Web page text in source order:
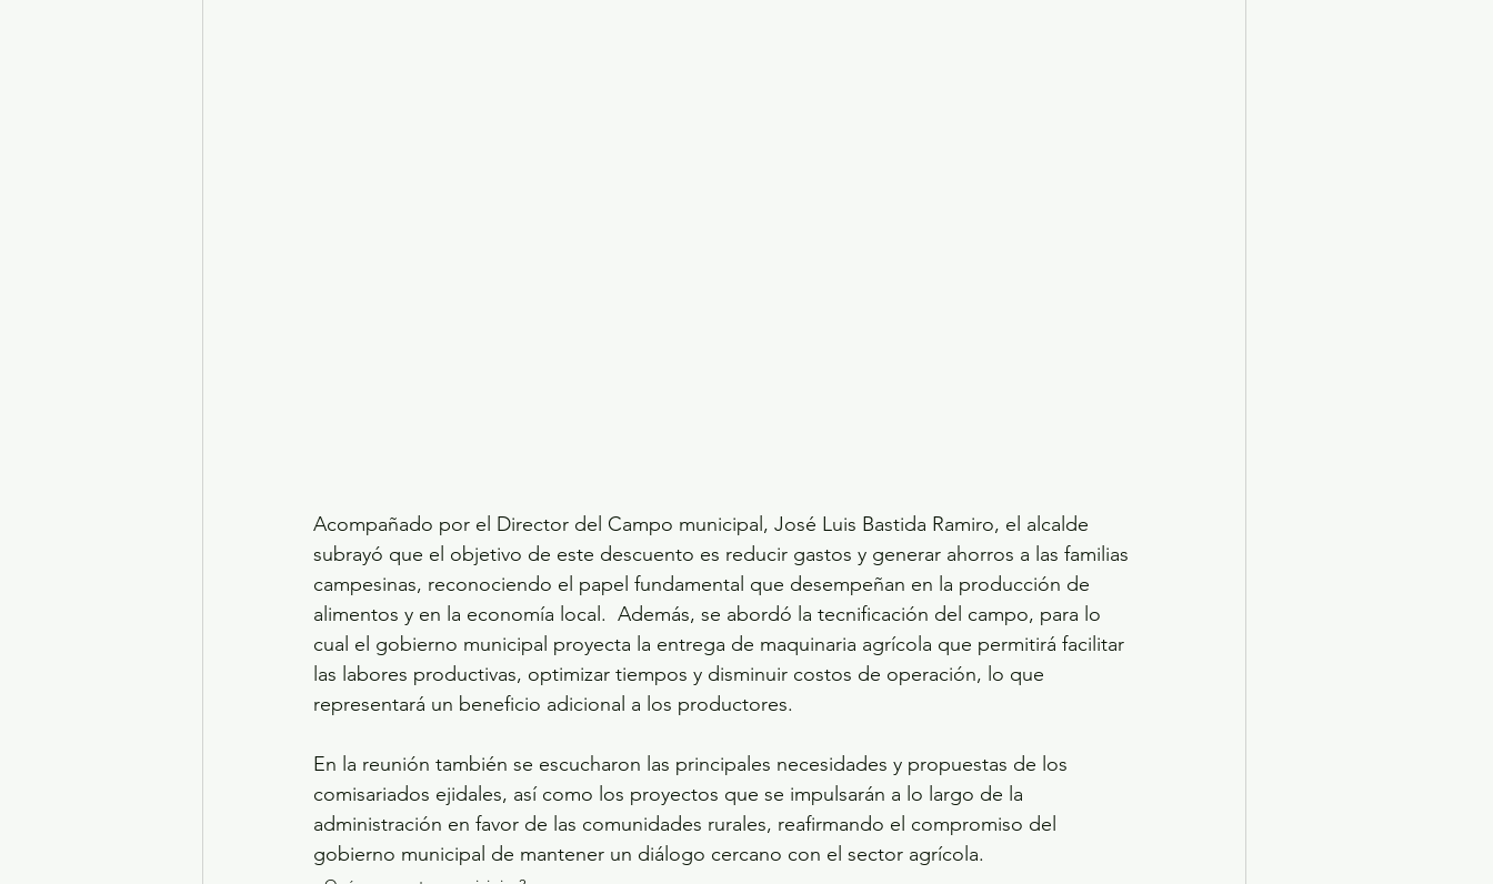
Acompañado por el Director del Campo municipal, José Luis Bastida Ramiro, el alcalde
subrayó que el objetivo de este descuento es reducir gastos y generar ahorros a las familias
campesinas, reconociendo el papel fundamental que desempeñan en la producción de
alimentos y en la economía local.  Además, se abordó la tecnificación del campo, para lo
cual el gobierno municipal proyecta la entrega de maquinaria agrícola que permitirá facilitar
las labores productivas, optimizar tiempos y disminuir costos de operación, lo que
representará un beneficio adicional a los productores.
En la reunión también se escucharon las principales necesidades y propuestas de los
comisariados ejidales, así como los proyectos que se impulsarán a lo largo de la
administración en favor de las comunidades rurales, reafirmando el compromiso del
gobierno municipal de mantener un diálogo cercano con el sector agrícola.